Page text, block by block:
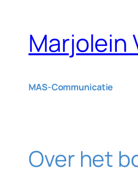
inhoudMarjolein
MAS-Communicatie
Over het